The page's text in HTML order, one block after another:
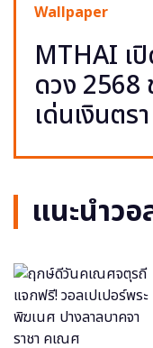
Wallpaper
MTHAI เ
ดวง 2568
เด่นเงินตร
แนะนำวอ